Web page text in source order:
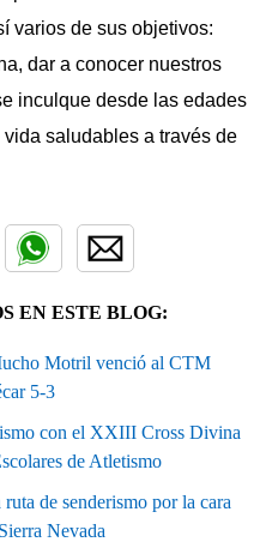
varios de sus objetivos:
dar a conocer nuestros
inculque desde las edades
saludables a través de
EN ESTE BLOG:
Motril venció al CTM
5-3
con el XXIII Cross Divina
de Atletismo
de senderismo por la cara
Nevada